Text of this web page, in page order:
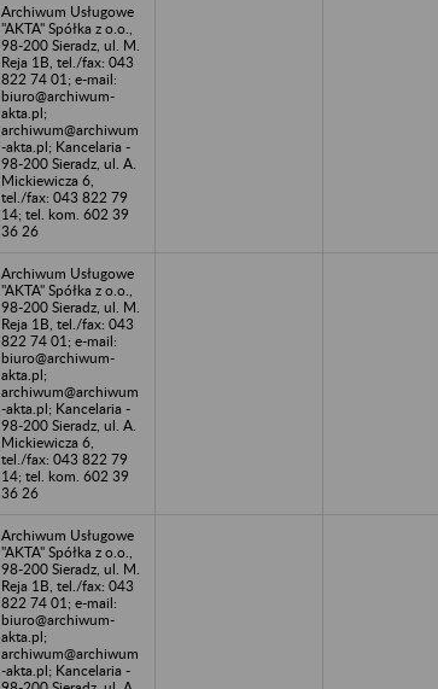
Archiwum Usługowe
"AKTA" Spółka z o.o.,
98-200 Sieradz, ul. M.
Reja 1B, tel./fax: 043
822 74 01; e-mail:
biuro@archiwum-
akta.pl;
archiwum@archiwum
-akta.pl; Kancelaria -
98-200 Sieradz, ul. A.
Mickiewicza 6,
tel./fax: 043 822 79
14; tel. kom. 602 39
36 26
Archiwum Usługowe
"AKTA" Spółka z o.o.,
98-200 Sieradz, ul. M.
Reja 1B, tel./fax: 043
822 74 01; e-mail:
biuro@archiwum-
akta.pl;
archiwum@archiwum
-akta.pl; Kancelaria -
98-200 Sieradz, ul. A.
Mickiewicza 6,
tel./fax: 043 822 79
14; tel. kom. 602 39
36 26
Archiwum Usługowe
"AKTA" Spółka z o.o.,
98-200 Sieradz, ul. M.
Reja 1B, tel./fax: 043
822 74 01; e-mail:
biuro@archiwum-
akta.pl;
archiwum@archiwum
-akta.pl; Kancelaria -